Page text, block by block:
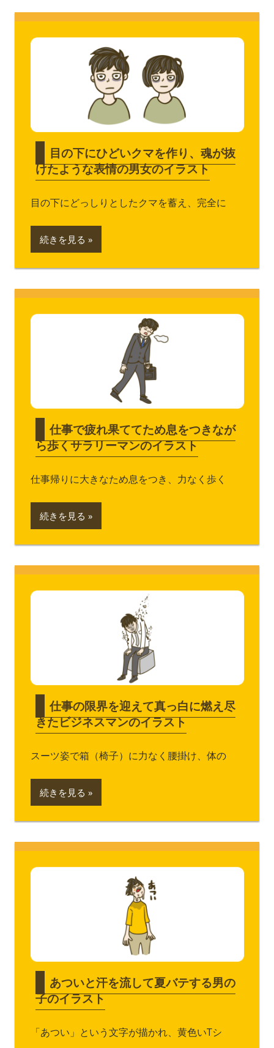
目の下にひどいクマを作り、魂が抜
けたような表情の男女のイラスト
目の下にどっしりとしたクマを蓄え、完全に
続きを見る
仕事で疲れ果ててため息をつきなが
ら歩くサラリーマンのイラスト
仕事帰りに大きなため息をつき、力なく歩く
続きを見る
仕事の限界を迎えて真っ白に燃え尽
きたビジネスマンのイラスト
スーツ姿で箱（椅子）に力なく腰掛け、体の
続きを見る
あついと汗を流して夏バテする男の
子のイラスト
「あつい」という文字が描かれ、黄色いTシ